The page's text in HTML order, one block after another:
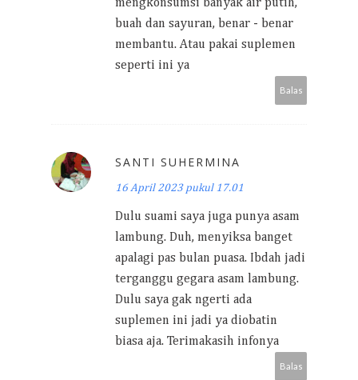
mengkonsumsi banyak air putih,
buah dan sayuran, benar - benar
membantu. Atau pakai suplemen
seperti ini ya
Balas
SANTI SUHERMINA
16 April 2023 pukul 17.01
Dulu suami saya juga punya asam
lambung. Duh, menyiksa banget
apalagi pas bulan puasa. Ibdah jadi
terganggu gegara asam lambung.
Dulu saya gak ngerti ada
suplemen ini jadi ya diobatin
biasa aja. Terimakasih infonya
Balas